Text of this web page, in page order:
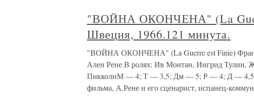
"ВОЙНА ОКОНЧЕНА" (La
Швеция, 1966.121 минута.
"ВОЙНА ОКОНЧЕНА" (La Guerre est Finie)
Ален Рене.В ролях: Ив Монтан, Ингрид Тулин,
ПикколиМ — 4; Т — 3,5; Дм — 5; Р — 4; Д — 4,5;
фильма, А.Рене и его сценарист, испанец-